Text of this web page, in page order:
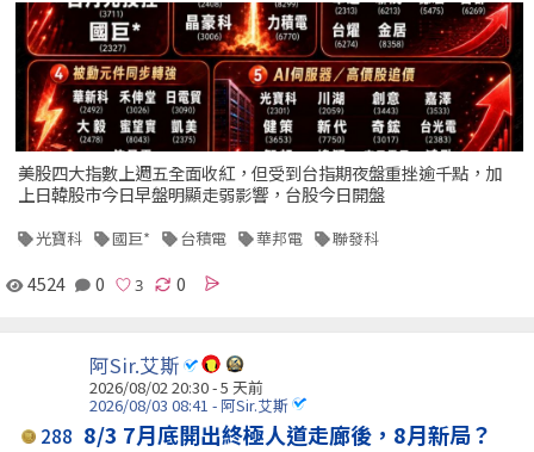
美股四大指數上週五全面收紅，但受到台指期夜盤重挫逾千點，加
上日韓股市今日早盤明顯走弱影響，台股今日開盤
光寶科 國巨* 台積電 華邦電 聯發科
4524 0 0
阿Sir.艾斯
2026/08/02 20:30 - 5 天前
2026/08/03 08:41 - 阿Sir.艾斯
288 8/3 7月底開出終極人道走廊後，8月新局？